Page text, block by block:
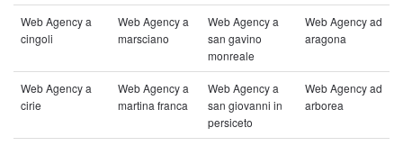
Web Agency a
cingoli
Web Agency a
marsciano
Web Agency a
san gavino
monreale
Web Agency ad
aragona
Web Agency a
cirie
Web Agency a
martina franca
Web Agency a
san giovanni in
persiceto
Web Agency ad
arborea